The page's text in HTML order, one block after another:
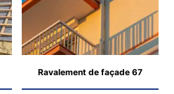
Ravalement de façade 67